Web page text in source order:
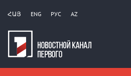
ՀԱՅ ENG РУС AZ